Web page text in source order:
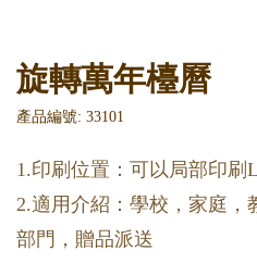
旋轉萬年檯曆
產品編號: 33101
1.印刷位置：可以局部印刷
2.適用介紹：學校，家庭，
部門，贈品派送